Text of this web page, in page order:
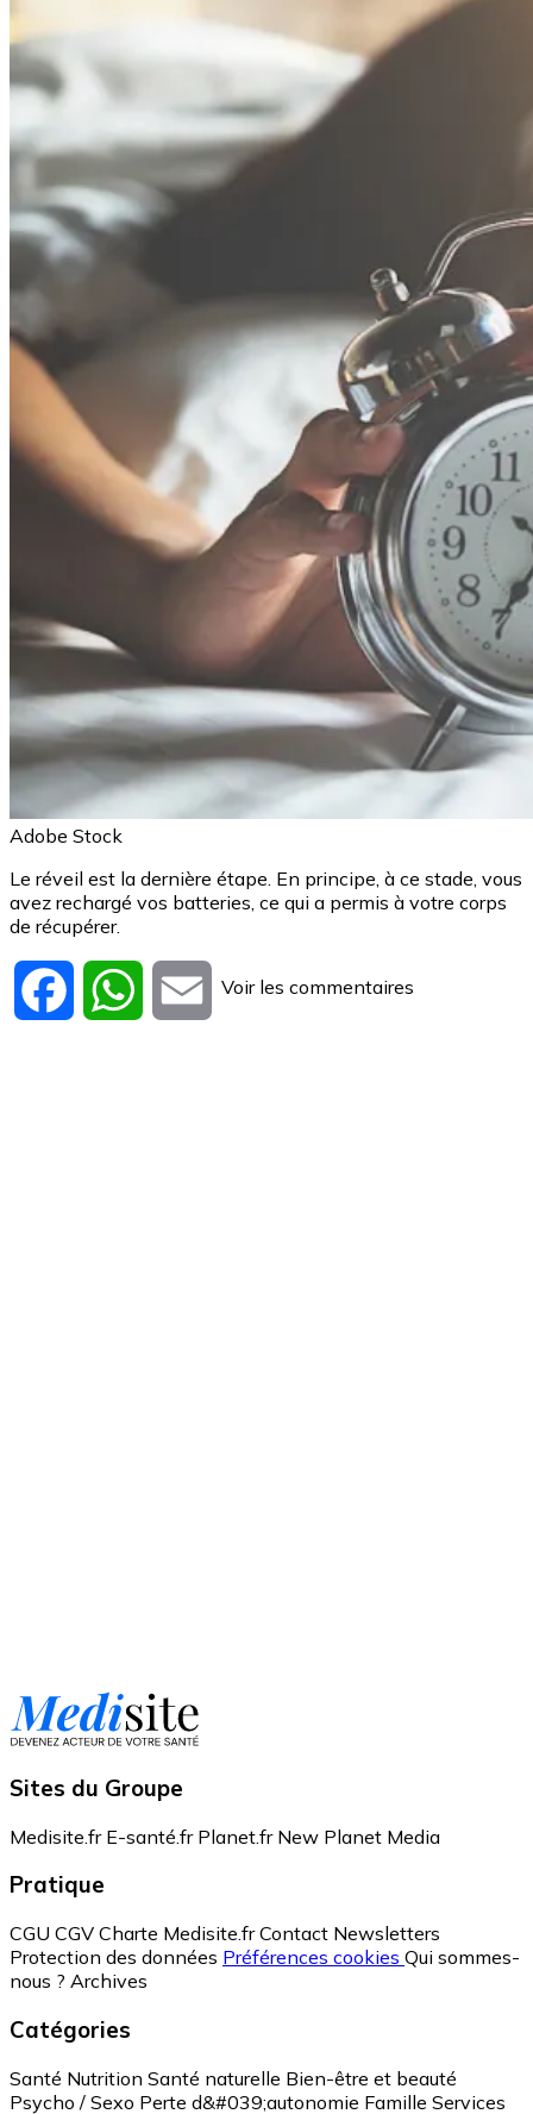
Adobe Stock
Le réveil est la dernière étape. En principe, à ce stade, vous
avez rechargé vos batteries, ce qui a permis à votre corps
de récupérer.
Facebook WhatsApp
Email
Voir les commentaires
Sites du Groupe
Medisite.fr E-santé.fr Planet.fr New Planet Media
Pratique
CGU CGV Charte Medisite.fr Contact Newsletters
Protection des données Préférences cookies Qui sommes-
nous ? Archives
Catégories
Santé Nutrition Santé naturelle Bien-être et beauté
Psycho / Sexo Perte d&#039;autonomie Famille Services